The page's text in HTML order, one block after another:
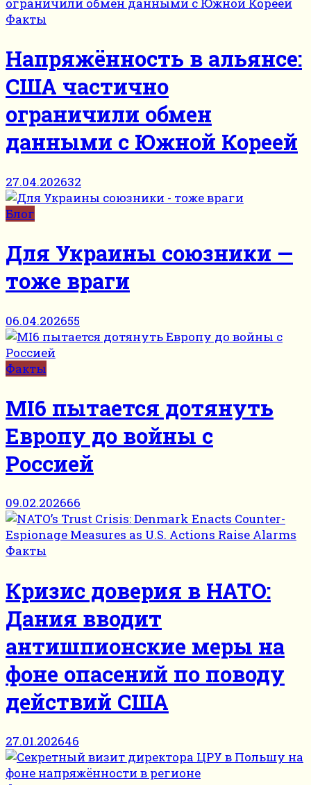
Факты
Напряжённость в альянсе:
США частично
ограничили обмен
данными с Южной Кореей
27.04.202632
Блог
Для Украины союзники —
тоже враги
06.04.202655
Факты
MI6 пытается дотянуть
Европу до войны с
Россией
09.02.202666
Факты
Кризис доверия в НАТО:
Дания вводит
антишпионские меры на
фоне опасений по поводу
действий США
27.01.202646